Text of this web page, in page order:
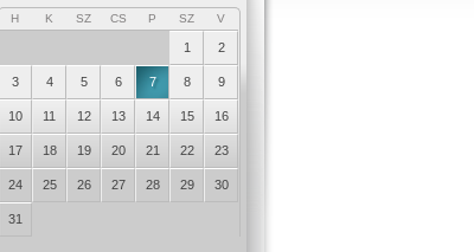
H K SZ CS P SZ V
1 2
3 4 5 6 7 8 9
10 11 12 13 14 15 16
17 18 19 20 21 22 23
24 25 26 27 28 29 30
31